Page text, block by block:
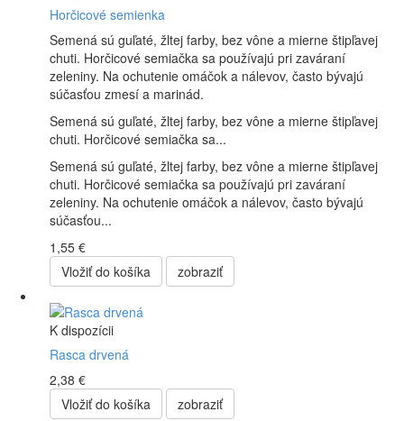
Horčicové semienka
Semená sú guľaté, žltej farby, bez vône a mierne štipľavej
chuti. Horčicové semiačka sa používajú pri zaváraní
zeleniny. Na ochutenie omáčok a nálevov, často bývajú
súčasťou zmesí a marinád.
Semená sú guľaté, žltej farby, bez vône a mierne štipľavej
chuti. Horčicové semiačka sa...
Semená sú guľaté, žltej farby, bez vône a mierne štipľavej
chuti. Horčicové semiačka sa používajú pri zaváraní
zeleniny. Na ochutenie omáčok a nálevov, často bývajú
súčasťou...
1,55 €
Vložiť do košíka
zobraziť
K dispozícii
Rasca drvená
2,38 €
Vložiť do košíka
zobraziť